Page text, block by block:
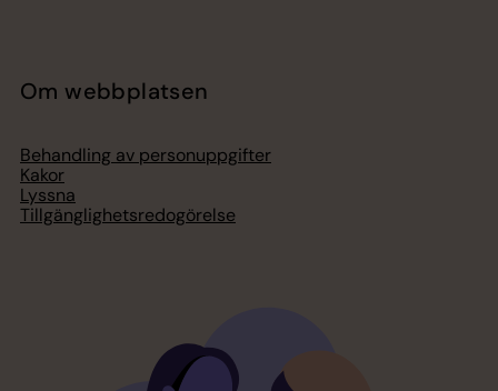
Om webbplatsen
Behandling av personuppgifter
Kakor
Lyssna
Tillgänglighetsredogörelse